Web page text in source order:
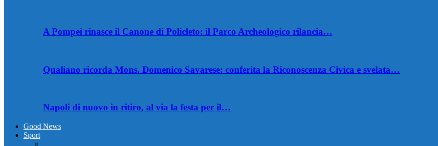
A Pompei rinasce il Canone di Policleto: il Parco Archeologico rilancia…
Qualiano ricorda Mons. Domenico Savarese: conferita la Riconoscenza Civica e svelata…
Napoli di nuovo in ritiro, al via la festa per il…
Good News
Sport